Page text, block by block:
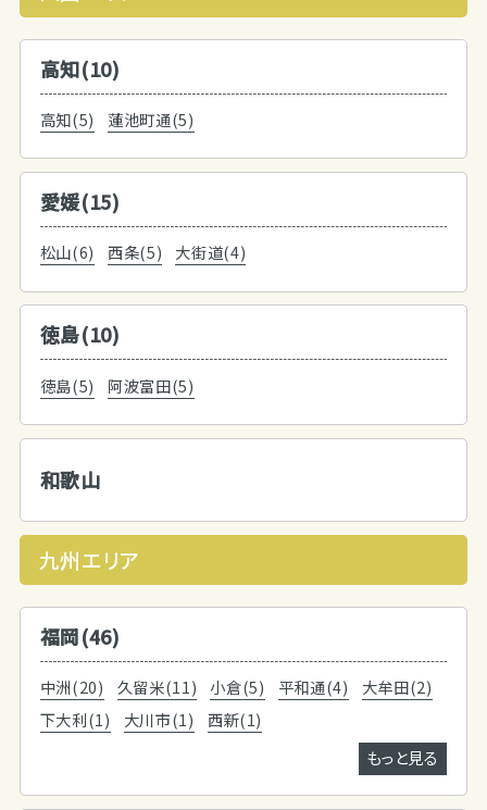
高知(10)
高知(5) 蓮池町通(5)
愛媛(15)
松山(6) 西条(5) 大街道(4)
徳島(10)
徳島(5) 阿波富田(5)
和歌山
九州エリア
福岡(46)
中洲(20) 久留米(11) 小倉(5) 平和通(4)
大牟田(2)
下大利(1)
大川市(1)
西新(1)
もっと見る